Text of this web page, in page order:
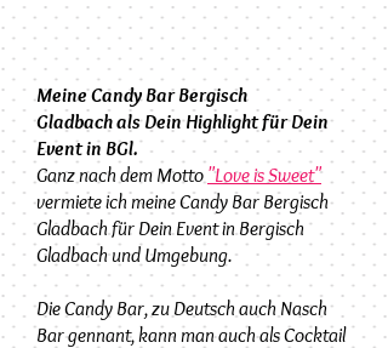
Meine Candy Bar Bergisch
Gladbach als Dein Highlight für Dein
Event in BGl.
Ganz nach dem Motto "Love is Sweet"
vermiete ich meine Candy Bar Bergisch
Gladbach für Dein Event in Bergisch
Gladbach und Umgebung.
Die Candy Bar, zu Deutsch auch Nasch
Bar gennant, kann man auch als Cocktail